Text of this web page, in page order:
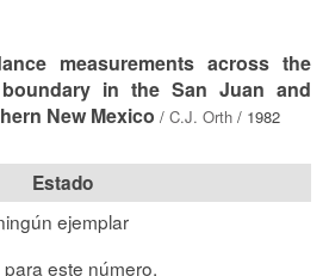
measurements across the
boundary in the San Juan and
New Mexico / C.J. Orth / 1982
Estado
ejemplar
este número.